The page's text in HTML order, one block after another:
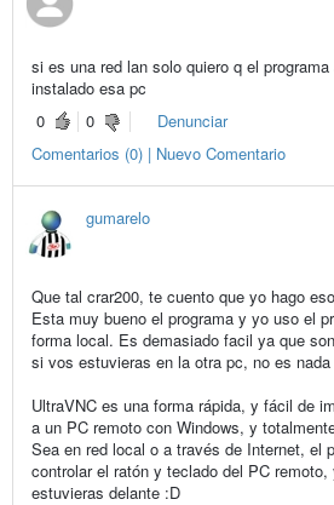
si es una red lan solo quiero q el
instalado esa pc
0
0
Denunciar
Comentarios (0) | Nuevo Comentario
gumarelo
Que tal crar200, te cuento que yo hago
Esta muy bueno el programa y yo uso el
forma local. Es demasiado facil ya que
si vos estuvieras en la otra pc, no es
UltraVNC es una forma rápida, y fácil de
a un PC remoto con Windows, y
Sea en red local o a través de Internet, el
controlar el ratón y teclado del PC
estuvieras delante :D